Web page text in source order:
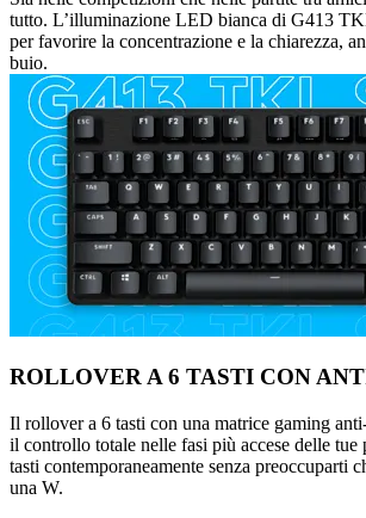
tutto. L’illuminazione LED bianca di G413
per favorire la concentrazione e la chiarezza,
buio.
ROLLOVER A 6 TASTI CON
Il rollover a 6 tasti con una matrice gaming
il controllo totale nelle fasi più accese delle tue
tasti contemporaneamente senza preoccuparti
una W.